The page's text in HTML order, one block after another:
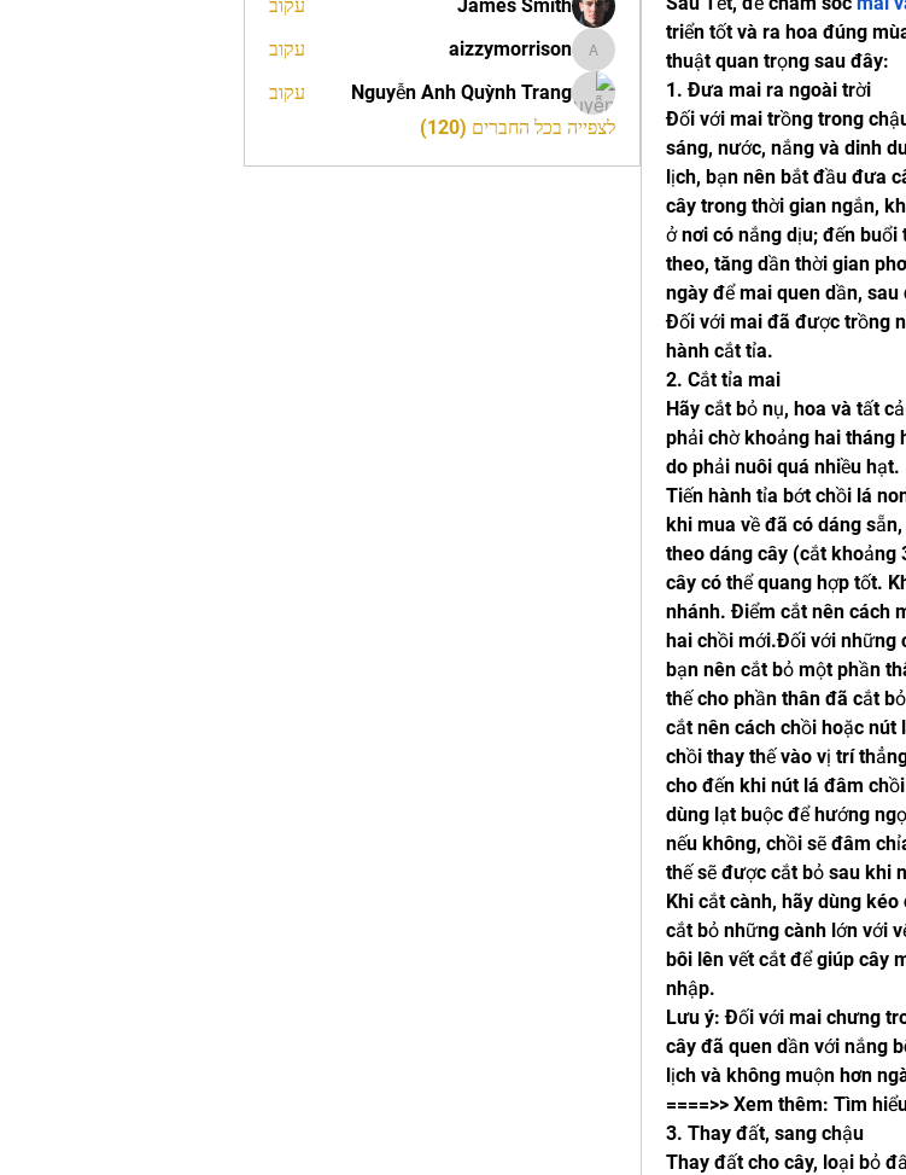
triển tốt và ra hoa đúng
thuật quan trọng sau đây:
1. Đưa mai ra ngoài trời
Đối với mai trồng trong
sáng, nước, nắng và dinh
lịch, bạn nên bắt đầu đưa
cây trong thời gian ngắn,
ở nơi có nắng dịu; đến
theo, tăng dần thời gian
ngày để mai quen dần,
Đối với mai đã được trồng
hành cắt tỉa.
2. Cắt tỉa mai
Hãy cắt bỏ nụ, hoa và tất
phải chờ khoảng hai tháng
do phải nuôi quá nhiều hạt.
Tiến hành tỉa bớt chồi lá
khi mua về đã có dáng
theo dáng cây (cắt khoảng
cây có thể quang hợp tốt.
nhánh. Điểm cắt nên cách
hai chồi mới.Đối với những
bạn nên cắt bỏ một phần
thế cho phần thân đã cắt
cắt nên cách chồi hoặc
chồi thay thế vào vị trí
cho đến khi nút lá đâm
dùng lạt buộc để hướng
nếu không, chồi sẽ đâm
thế sẽ được cắt bỏ sau khi
Khi cắt cành, hãy dùng
cắt bỏ những cành lớn với
bôi lên vết cắt để giúp cây
nhập.
Lưu ý: Đối với mai chưng
cây đã quen dần với nắng
lịch và không muộn hơn
====>> Xem thêm: Tìm
3. Thay đất, sang chậu
Thay đất cho cây, loại bỏ
James Smith
עקוב
aizzymorrison
aizzymorrison
עקוב
Nguyễn Anh Quỳnh Trang
עקוב
לצפייה בכל החברים (120)